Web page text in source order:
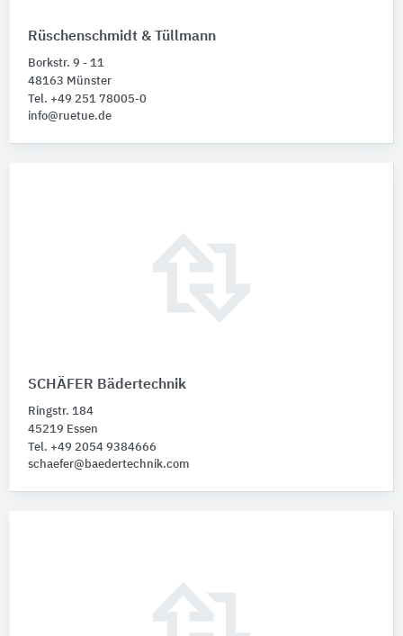
Rüschenschmidt & Tüllmann
Borkstr. 9 - 11
48163 Münster
Tel. +49 251 78005-0
info@ruetue.de
SCHÄFER Bädertechnik
Ringstr. 184
45219 Essen
Tel. +49 2054 9384666
schaefer@baedertechnik.com